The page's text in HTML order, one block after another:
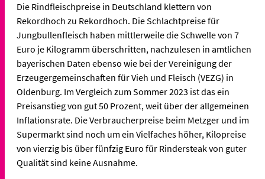
Die Rindfleischpreise in Deutschland klettern von
Rekordhoch zu Rekordhoch. Die Schlachtpreise für
Jungbullenfleisch haben mittlerweile die Schwelle von 7
Euro je Kilogramm überschritten, nachzulesen in amtlichen
bayerischen Daten ebenso wie bei der Vereinigung der
Erzeugergemeinschaften für Vieh und Fleisch (VEZG) in
Oldenburg. Im Vergleich zum Sommer 2023 ist das ein
Preisanstieg von gut 50 Prozent, weit über der allgemeinen
Inflationsrate. Die Verbraucherpreise beim Metzger und im
Supermarkt sind noch um ein Vielfaches höher, Kilopreise
von vierzig bis über fünfzig Euro für Rindersteak von guter
Qualität sind keine Ausnahme.